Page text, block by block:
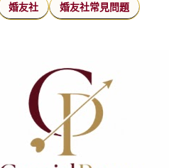
婚友社 婚友社常見問題